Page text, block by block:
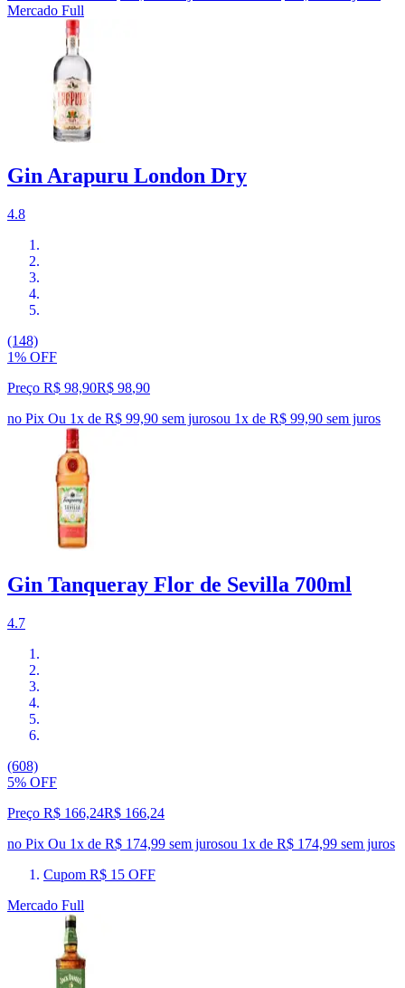
Mercado Full
Gin Arapuru London Dry
4.8
(148)
1% OFF
Preço R$ 98,90R$ 98,90
no Pix Ou 1x de R$ 99,90 sem jurosou 1x de R$ 99,90 sem juros
Gin Tanqueray Flor de Sevilla 700ml
4.7
(608)
5% OFF
Preço R$ 166,24R$ 166,24
no Pix Ou 1x de R$ 174,99 sem jurosou 1x de R$ 174,99 sem juros
Cupom R$ 15 OFF
Mercado Full